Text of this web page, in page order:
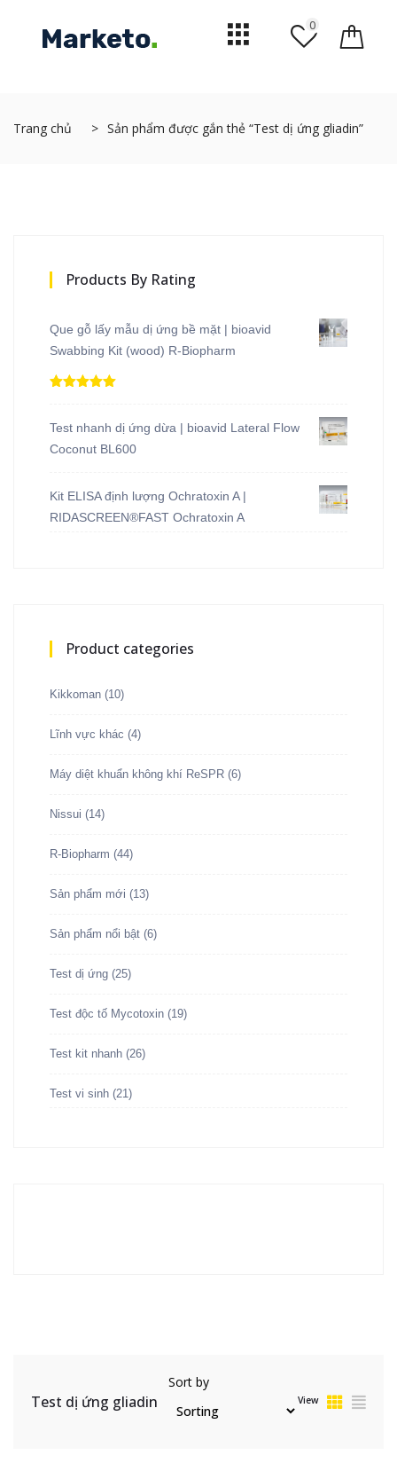
0
Trang chủ Sản phẩm được gắn thẻ “Test dị ứng gliadin”
Products By Rating
Que gỗ lấy mẫu dị ứng bề mặt | bioavid
Swabbing Kit (wood) R-Biopharm
sao
Test nhanh dị ứng dừa | bioavid Lateral Flow
Coconut BL600
Kit ELISA định lượng Ochratoxin A |
RIDASCREEN®FAST Ochratoxin A
Product categories
Kikkoman (10)
Lĩnh vực khác (4)
Máy diệt khuẩn không khí ReSPR (6)
Nissui (14)
R-Biopharm (44)
Sản phẩm mới (13)
Sản phẩm nổi bật (6)
Test dị ứng (25)
Test độc tố Mycotoxin (19)
Test kit nhanh (26)
Test vi sinh (21)
Test dị ứng gliadin
Sort by
View